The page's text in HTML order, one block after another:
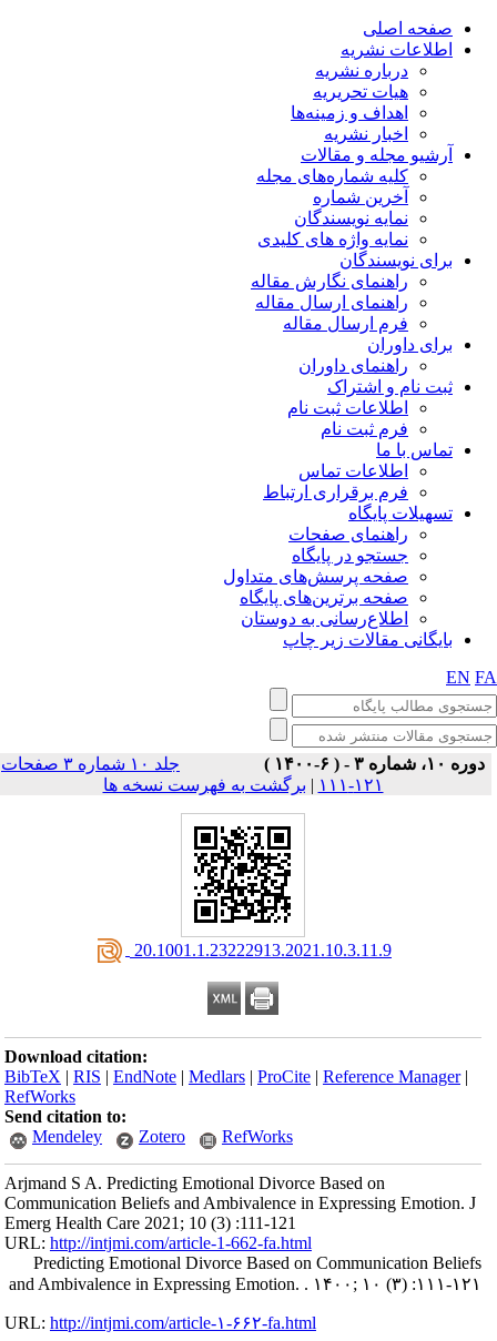
صفحه اصلی
اطلاعات نشریه
درباره نشریه
هیات تحریریه
اهداف و زمینه‌ها
اخبار نشریه
آرشیو مجله و مقالات
کلیه شماره‌های مجله
آخرین شماره
نمایه نویسندگان
نمایه واژه های کلیدی
برای نویسندگان
راهنمای نگارش مقاله
راهنمای ارسال مقاله
فرم ارسال مقاله
برای داوران
راهنمای داوران
ثبت نام و اشتراک
اطلاعات ثبت نام
فرم ثبت نام
تماس با ما
اطلاعات تماس
فرم برقراری ارتباط
تسهیلات پایگاه
راهنمای صفحات
جستجو در پایگاه
صفحه پرسش‌های متداول
صفحه برترین‌های پایگاه
اطلاع‌رسانی به دوستان
بایگانی مقالات زیر چاپ
EN
دوره ۱۰، شماره ۳ - ( ۶-۱۴۰۰ )
جلد ۱۰ شماره ۳ صفحات
۱۲۱-۱۱۱
| برگشت به فهرست نسخه ها
‎ 20.1001.1.23222913.2021.10.3.11.9
Download citation:
BibTeX |RIS |EndNote |Medlars |ProCite |Reference Manager
RefWorks
Send citation to:
Mendeley
Zotero RefWorks
Arjmand S A. Predicting Emotional Divorce Based on
Communication Beliefs and Ambivalence in Expressing Emotion. J
Emerg Health Care 2021; 10 (3) :111-121
URL:http://intjmi.com/article-1-662-fa.html
Predicting Emotional Divorce Based on Communication Beliefs
and Ambivalence in Expressing Emotion. . ۱۴۰۰; ۱۰ (۳) :۱۱۱-۱۲۱
URL:http://intjmi.com/article-۱-۶۶۲-fa.html